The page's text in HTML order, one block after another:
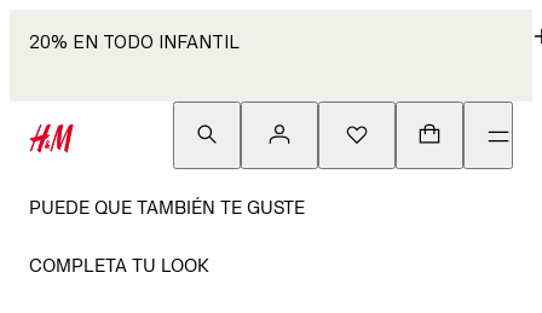
20% EN TODO INFANTIL
PUEDE QUE TAMBIÉN TE GUSTE
COMPLETA TU LOOK